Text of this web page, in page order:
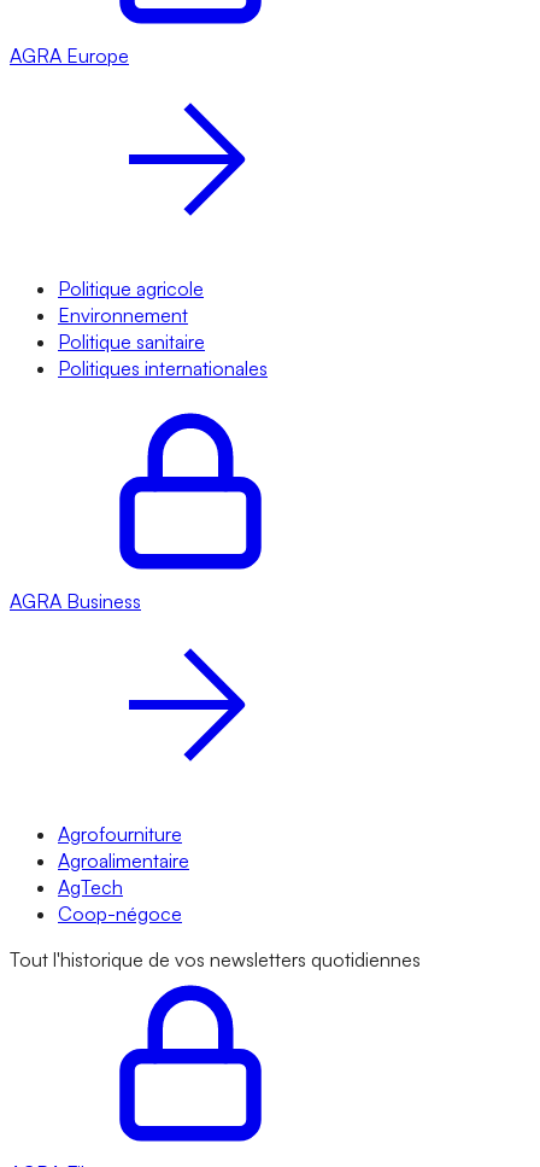
AGRA Europe
Politique agricole
Environnement
Politique sanitaire
Politiques internationales
AGRA Business
Agrofourniture
Agroalimentaire
AgTech
Coop-négoce
Tout l'historique de vos newsletters quotidiennes